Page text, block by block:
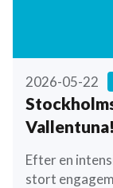
2026-05-22
Vallentuna!
Efter en
stort